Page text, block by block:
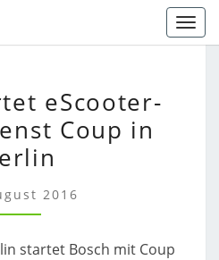
STARTET
ESCOOTER-
SHARINGDIENST
COUP
IN
BERLIN
eScooter-
Coup in
2016
startet Bosch mit Coup